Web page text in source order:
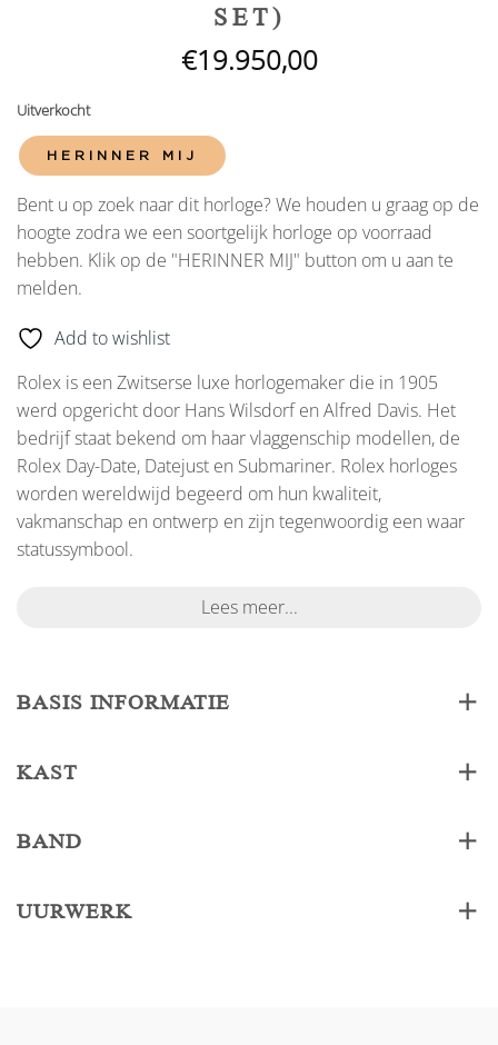
SET)
€19.950,00
Uitverkocht
HERINNER MIJ
Bent u op zoek naar dit horloge? We houden u graag op de
hoogte zodra we een soortgelijk horloge op voorraad
hebben. Klik op de "HERINNER MIJ" button om u aan te
melden.
Add to wishlist
Rolex is een Zwitserse luxe horlogemaker die in 1905
werd opgericht door Hans Wilsdorf en Alfred Davis. Het
bedrijf staat bekend om haar vlaggenschip modellen, de
Rolex Day-Date, Datejust en Submariner. Rolex horloges
worden wereldwijd begeerd om hun kwaliteit,
vakmanschap en ontwerp en zijn tegenwoordig een waar
statussymbool.
Lees meer...
BASIS INFORMATIE
KAST
BAND
UURWERK